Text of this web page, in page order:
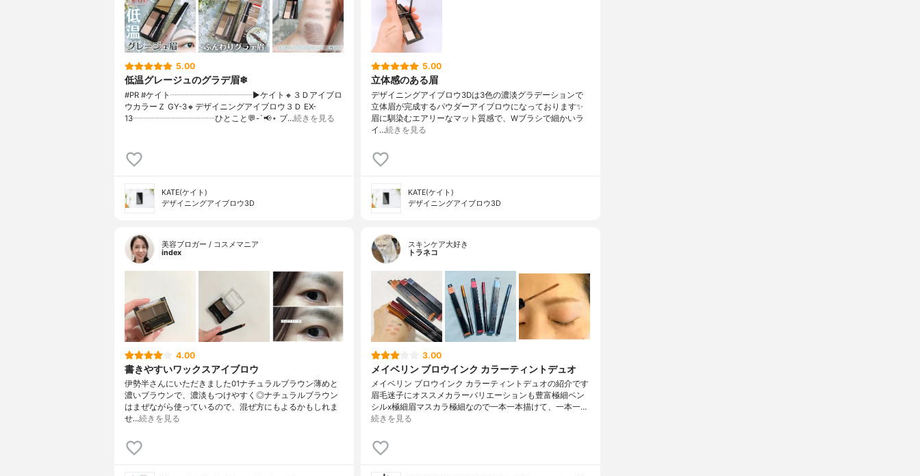
5.00
低温グレージュのグラデ眉❄
#PR #ケイト┈┈┈┈┈┈┈┈┈┈▶ケイト🔸３Ｄアイブロ
ウカラーＺ GY-3🔸デザイニングアイブロウ３Ｄ EX-
13┈┈┈┈┈┈┈┈┈┈ひとこと💬-`📢⋆ ブ…続きを見る
KATE(ケイト)
デザイニングアイブロウ3D
5.00
立体感のある眉
デザイニングアイブロウ3Dは3色の濃淡グラデーションで
立体眉が完成するパウダーアイブロウになっております✨
眉に馴染むエアリーなマット質感で、Wブラシで細かいラ
イ…続きを見る
KATE(ケイト)
デザイニングアイブロウ3D
美容ブロガー / コスメマニア
index
4.00
書きやすいワックスアイブロウ
伊勢半さんにいただきました01ナチュラルブラウン薄めと
濃いブラウンで、濃淡もつけやすく◎ナチュラルブラウン
はまぜながら使っているので、混ぜ方にもよるかもしれま
せ…続きを見る
スキンケア大好き
トラネコ
3.00
メイベリン ブロウインク カラーティントデュオ
メイベリン ブロウインク カラーティントデュオの紹介です
眉毛迷子にオススメカラーバリエーションも豊富極細ペン
シルx極細眉マスカラ極細なので一本一本描けて、一本一…
続きを見る